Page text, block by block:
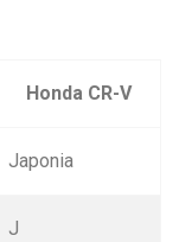
Honda CR-V
Japonia
J